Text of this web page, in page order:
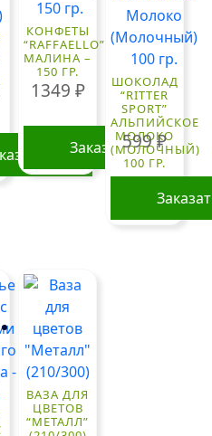
КОНФЕТЫ
“RAFFAELLO”
МАЛИНА –
150 ГР.
1349 ₽
Заказать
ШОКОЛАД
“RITTER
SPORT”
АЛЬПИЙСКОЕ
МОЛОКО
(МОЛОЧНЫЙ)
100 ГР.
599₽
ВАЗА ДЛЯ
ЦВЕТОВ
“МЕТАЛЛ”